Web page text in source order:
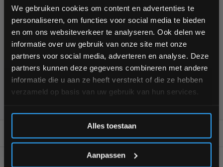
We gebruiken cookies om content en advertenties te
personaliseren, om functies voor social media te bieden
en om ons websiteverkeer te analyseren. Ook delen we
informatie over uw gebruik van onze site met onze
partners voor social media, adverteren en analyse. Deze
partners kunnen deze gegevens combineren met andere
informatie die u aan ze heeft verstrekt of die ze hebben
verzameld op basis van uw gebruik van hun services.
Alles toestaan
Aanpassen
KUNNEN WE HELPEN?
+31 (0)24 645 1309
355 customers give us a 4,7/5 at
Schrijf je in voor onze nieuwsbrief om op de hoogte te
blijven over onze nieuwe producten, deals en meer
interessante info. Ontvang 5% korting op je eerstvolgende
aankoop! 😀
Inschrijven
*Verzendkosten vallen buiten de korting